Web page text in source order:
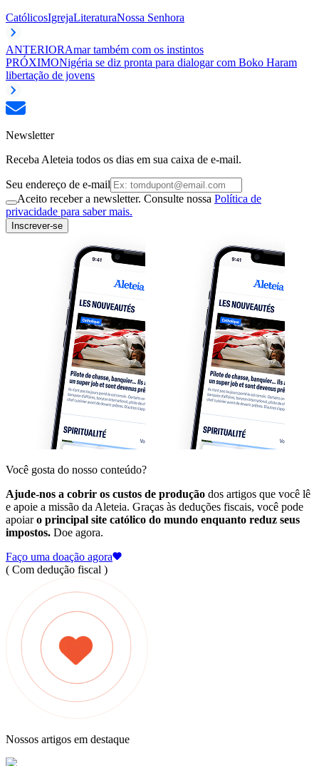
CatólicosIgrejaLiteraturaNossa Senhora
ANTERIORAmar também com os instintos
PRÓXIMONigéria se diz pronta para dialogar com Boko Haram
libertação de jovens
Newsletter
Receba Aleteia todos os dias em sua caixa de e-mail.
Seu endereço de e-mail
Aceito receber a newsletter. Consulte nossa Política de
privacidade para saber mais.
Inscrever-se
Você gosta do nosso conteúdo?
Ajude-nos a cobrir os custos de produção dos artigos que você lê
e apoie a missão da Aleteia. Graças às deduções fiscais, você pode
apoiaro principal site católico do mundo enquanto reduz seus
impostos. Doe agora.
Faço uma doação agora
( Com dedução fiscal )
Nossos artigos em destaque